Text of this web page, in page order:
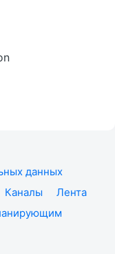
данных
Каналы
Лента